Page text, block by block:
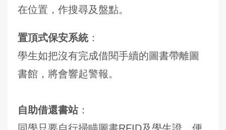
在位置，作搜尋及盤點。
置頂式保安系統：
學生如把沒有完成借閱手續的圖書帶離圖
書館，將會響起警報。
自助借還書站：